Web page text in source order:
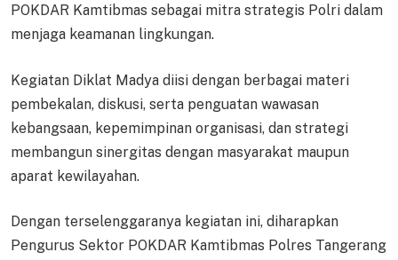
POKDAR Kamtibmas sebagai mitra strategis Polri dalam
menjaga keamanan lingkungan.
Kegiatan Diklat Madya diisi dengan berbagai materi
pembekalan, diskusi, serta penguatan wawasan
kebangsaan, kepemimpinan organisasi, dan strategi
membangun sinergitas dengan masyarakat maupun
aparat kewilayahan.
Dengan terselenggaranya kegiatan ini, diharapkan
Pengurus Sektor POKDAR Kamtibmas Polres Tangerang